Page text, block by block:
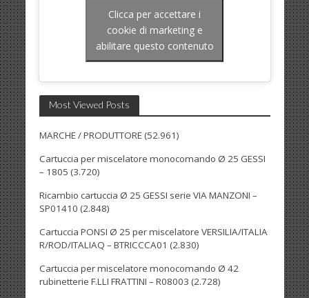
Clicca per accettare i
cookie di marketing e
abilitare questo contenuto
Most Viewed Posts
MARCHE / PRODUTTORE(52.961)
Cartuccia per miscelatore monocomando Ø 25 GESSI
– 1805 (3.720)
Ricambio cartuccia Ø 25 GESSI serie VIA MANZONI –
SP01410 (2.848)
Cartuccia PONSI Ø 25 per miscelatore VERSILIA/ITALIA
R/ROD/ITALIAQ – BTRICCCA01 (2.830)
Cartuccia per miscelatore monocomando Ø 42
rubinetterie F.LLI FRATTINI – R08003 (2.728)